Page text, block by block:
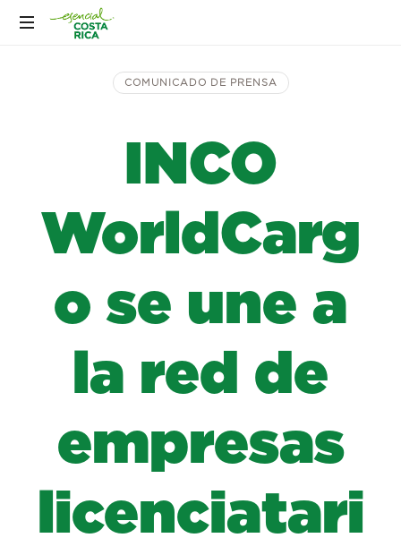
COMUNICADO DE PRENSA
INCO
WorldCarg
o se une a
la red de
empresas
licenciatari